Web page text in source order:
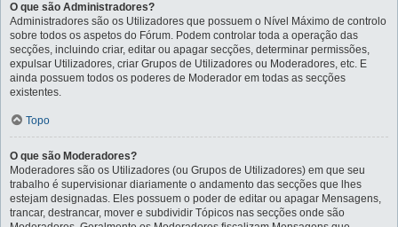
O que são Administradores?
Administradores são os Utilizadores que possuem o Nível Máximo de controlo
sobre todos os aspetos do Fórum. Podem controlar toda a operação das
secções, incluindo criar, editar ou apagar secções, determinar permissões,
expulsar Utilizadores, criar Grupos de Utilizadores ou Moderadores, etc. E
ainda possuem todos os poderes de Moderador em todas as secções
existentes.
Topo
O que são Moderadores?
Moderadores são os Utilizadores (ou Grupos de Utilizadores) em que seu
trabalho é supervisionar diariamente o andamento das secções que lhes
estejam designadas. Eles possuem o poder de editar ou apagar Mensagens,
trancar, destrancar, mover e subdividir Tópicos nas secções onde são